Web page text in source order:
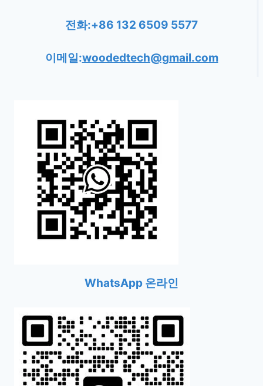
전화:+86 132 6509 5577
이메일:woodedtech@gmail.com
WhatsApp 온라인